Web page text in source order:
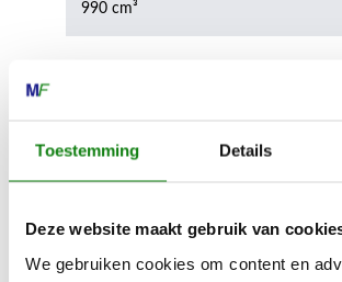
Toestemming Details
Deze website maakt gebruik van
We gebruiken cookies om content en
990 cm³
Apparaatlengte zonder
Geluidsdrukniveau